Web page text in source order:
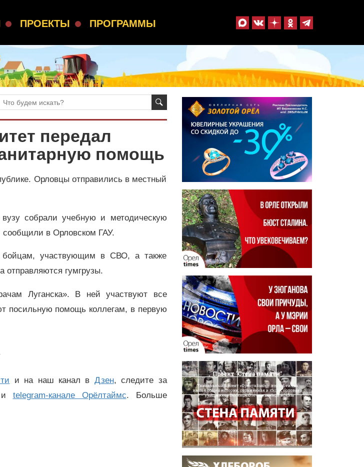
ПРОЕКТЫ ПРОГРАММЫ
передал
помощь
Орловцы отправились в местный
собрали учебную и методическую
сообщили в Орловском ГАУ.
бойцам, участвующим в СВО, а также
отправляются гумгрузы.
Луганска». В ней участвуют все
посильную помощь коллегам, в первую
и на наш канал в Дзен, следите за
telegram-канале Орёлтаймс. Больше